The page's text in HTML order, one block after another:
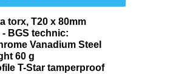
torx, T20 x 80mm
- BGS technic:
Vanadium Steel
60 g
T-Star tamperproof